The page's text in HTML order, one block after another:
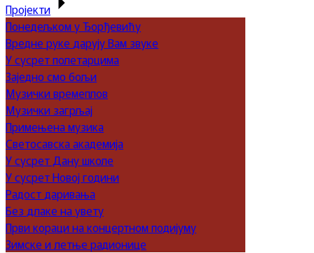
Пројекти
Понедељком у Ђорђевићу
Вредне руке дарују Вам звуке
У сусрет полетарцима
Заједно смо бољи
Музички времеплов
Музички загрљај
Примењена музика
Светосавска академија
У сусрет Дану школе
У сусрет Новој години
Радост даривања
Без длаке на увету
Први кораци на концертном подијуму
Зимске и летње радионице